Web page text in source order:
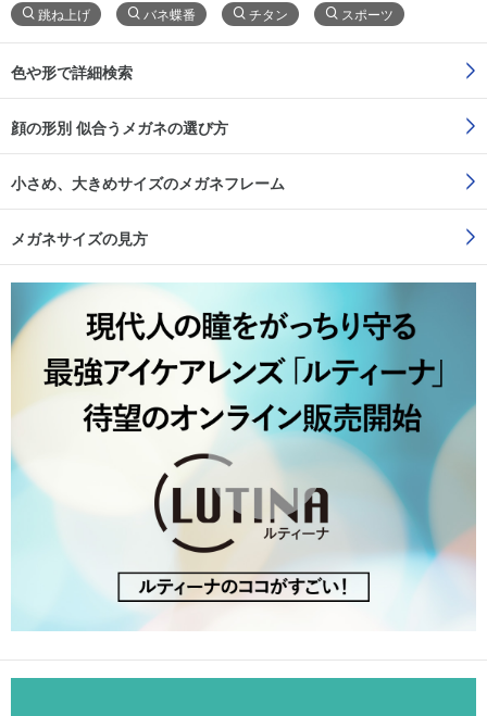
跳ね上げ バネ蝶番 チタン スポーツ
色や形で詳細検索
顔の形別 似合うメガネの選び方
小さめ、大きめサイズのメガネフレーム
メガネサイズの見方